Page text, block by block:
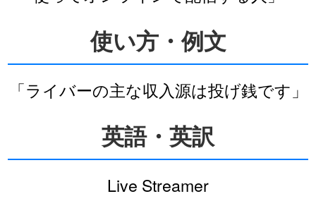
使い方・例文
「ライバーの主な収入源は投げ銭です」
英語・英訳
Live Streamer